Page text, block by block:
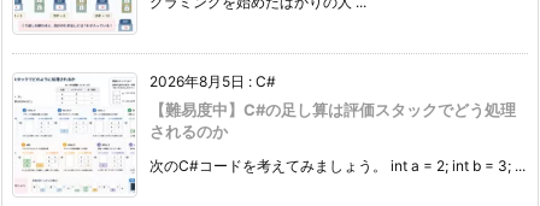
2026年8月5日 : C#
【難易度中】C#の足し算は評価スタックでどう処理
されるのか
次のC#コードを考えてみましょう。 int a = 2; int b = 3; ...